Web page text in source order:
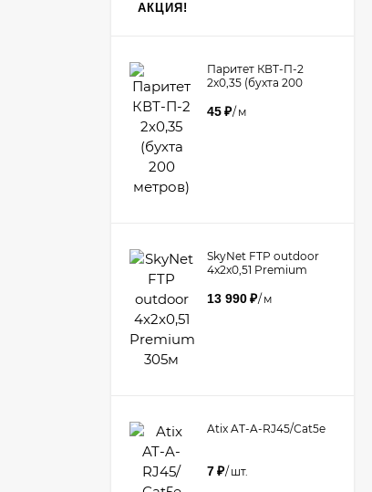
АКЦИЯ!
Паритет КВТ-П-2
2х0,35 (бухта 200
45₽/ м
​SkyNet FTP outdoor
4x2x0,51 Premium
13 990₽/ м
Atix AT-A-RJ45/Сat5e
7₽/ шт.